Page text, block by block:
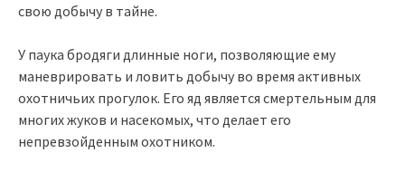
свою добычу в тайне.
У паука бродяги длинные ноги, позволяющие ему
маневрировать и ловить добычу во время активных
охотничьих прогулок. Его яд является смертельным для
многих жуков и насекомых, что делает его
непревзойденным охотником.